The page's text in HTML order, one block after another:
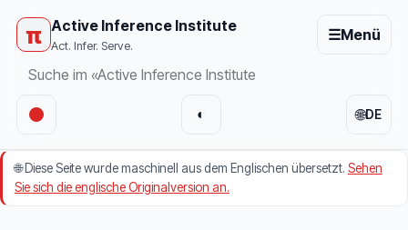
π Active Inference Institute
Act. Infer. Serve.
☰Menü
🌐DE
◐
🌐Diese Seite wurde maschinell aus dem Englischen übersetzt. Sehen
Sie sich die englische Originalversion an.